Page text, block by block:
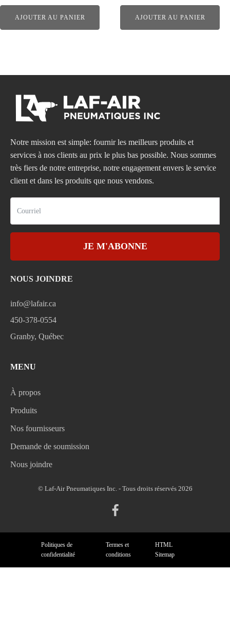
AJOUTER AU PANIER AJOUTER AU PANIER
Notre mission est simple: fournir les meilleurs produits et
services à nos clients au prix le plus bas possible. Nous sommes
très fiers de notre entreprise, notre engagement envers le service
client et dans les produits que nous vendons.
JE M'ABONNE
NOUS JOINDRE
info@lafair.ca
450-378-0554
Granby, Québec
MENU
À propos
Produits
Nos fournisseurs
Demande de soumission
Nous joindre
© Laf-Air Pneumatiques Inc. - Tous droits réservés 2026
Politiques de
confidentialité
Termes et
conditions
HTML
Sitemap